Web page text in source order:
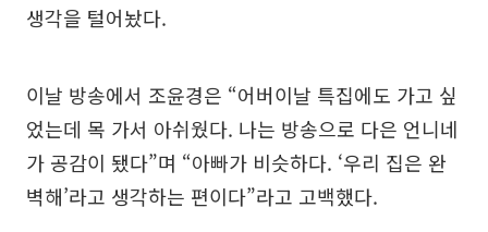
생각을 털어놨다.
이날 방송에서 조윤경은 “어버이날 특집에도 가고 싶
었는데 목 가서 아쉬웠다. 나는 방송으로 다은 언니네
가 공감이 됐다”며 “아빠가 비슷하다. ‘우리 집은 완
벽해’라고 생각하는 편이다”라고 고백했다.